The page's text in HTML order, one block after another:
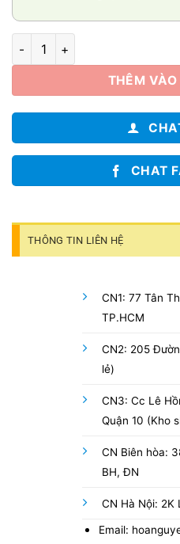
Bó cúc mẫu đơn 01 số lượng
THÊM VÀO
CHAT
THÔNG TIN LIÊN HỆ
CN1: 77 Tân
TP.HCM
CN2: 205
lẻ)
CN3: Cc Lê
Quận 10 (Kho
CN Biên hòa:
BH, ĐN
CN Hà Nội: 2K
Email: